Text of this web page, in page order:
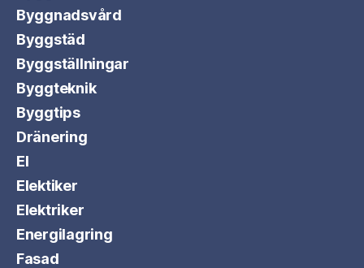
Byggnadsvård
Byggstäd
Byggställningar
Byggteknik
Byggtips
Dränering
El
Elektiker
Elektriker
Energilagring
Fasad